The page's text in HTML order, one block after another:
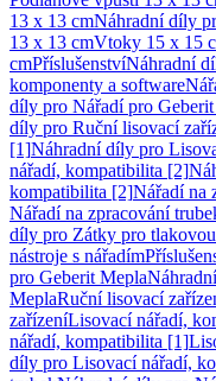
13 x 13 cmNáhradní díly
13 x 13 cmVtoky 15 x 15
cmPříslušenstvíNáhradní
komponenty a software
díly pro Nářadí pro
díly pro Ruční lisovací
[1]Náhradní díly pro
nářadí, kompatibilita [2]
kompatibilita [2]Nářadí na
Nářadí na zpracování
díly pro Zátky pro
nástroje s nářadím
pro Geberit Mepla
MeplaRuční lisovací
zařízeníLisovací nářadí,
nářadí, kompatibilita [1]
díly pro Lisovací nářadí,